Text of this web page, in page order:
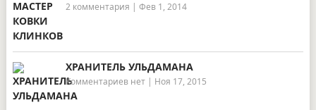
2 комментария | Фев 1, 2014
ХРАНИТЕЛЬ УЛЬДАМАНА
Комментариев нет| Ноя 17, 2015